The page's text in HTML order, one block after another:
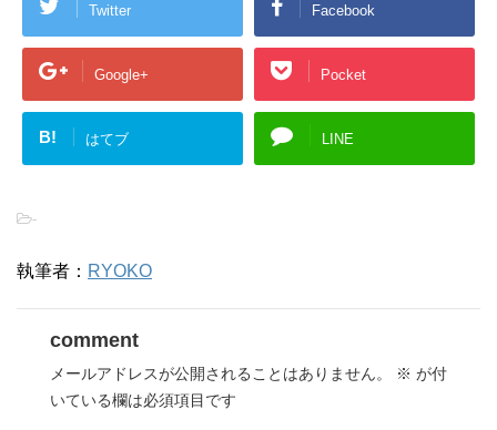
Twitter Facebook
Google+ Pocket
B! はてブ LINE
-
執筆者： RYOKO
comment
メールアドレスが公開されることはありません。 ※ が付
いている欄は必須項目です